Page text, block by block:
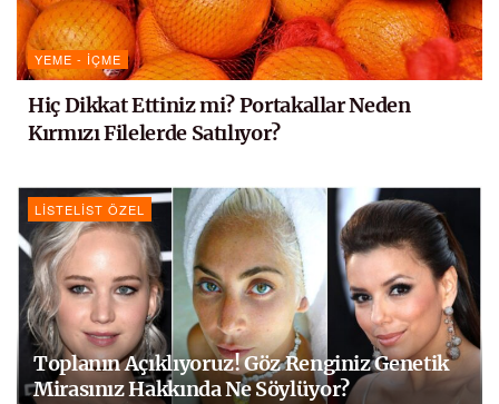
YEME - İÇME
Hiç Dikkat Ettiniz mi? Portakallar Neden
Kırmızı Filelerde Satılıyor?
LISTELIST ÖZEL
Toplanın Açıklıyoruz! Göz Renginiz Genetik
Mirasınız Hakkında Ne Söylüyor?